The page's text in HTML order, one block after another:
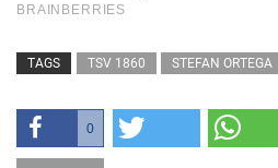
TAGS TSV 1860 STEFAN ORTEGA
0